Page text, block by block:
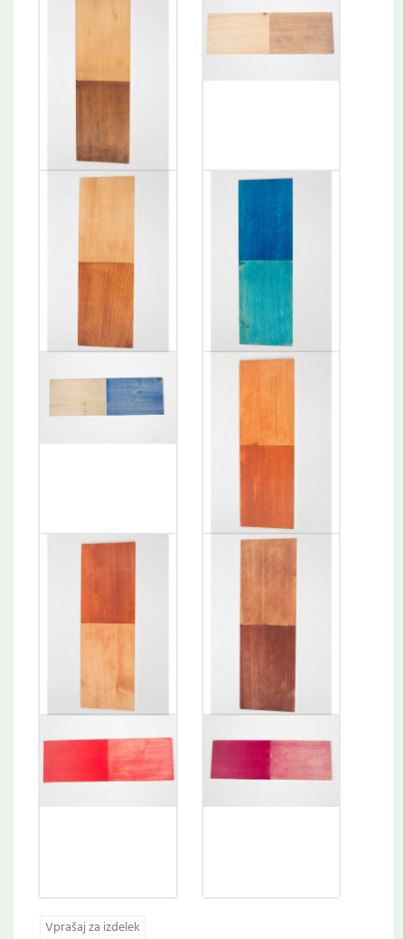
Vprašaj za izdelek